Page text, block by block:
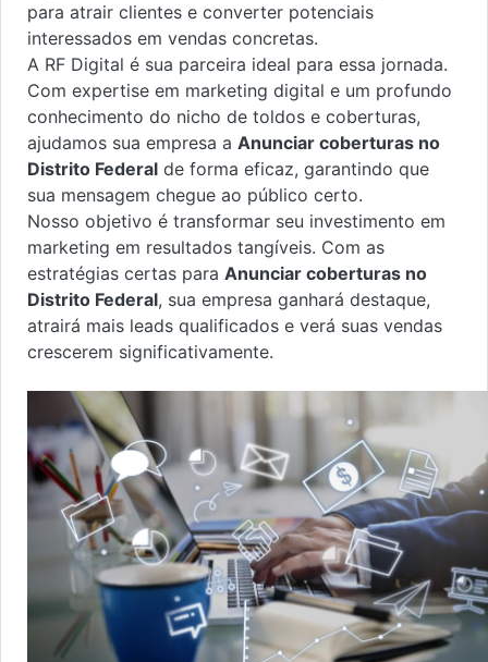
para atrair clientes e converter potenciais
interessados em vendas concretas.
A RF Digital é sua parceira ideal para essa jornada.
Com expertise em marketing digital e um profundo
conhecimento do nicho de toldos e coberturas,
ajudamos sua empresa a Anunciar coberturas no
Distrito Federal de forma eficaz, garantindo que
sua mensagem chegue ao público certo.
Nosso objetivo é transformar seu investimento em
marketing em resultados tangíveis. Com as
estratégias certas para Anunciar coberturas no
Distrito Federal, sua empresa ganhará destaque,
atrairá mais leads qualificados e verá suas vendas
crescerem significativamente.